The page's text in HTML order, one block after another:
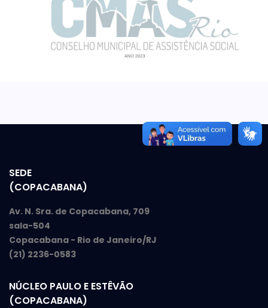
SEDE
(COPACABANA)
Av. N. Sra. de Copacabana, 709
sala-504
Copacabana - Rio de Janeiro/RJ
(21) 2236-0583
NÚCLEO PAULO E ESTÊVÃO
(COPACABANA)